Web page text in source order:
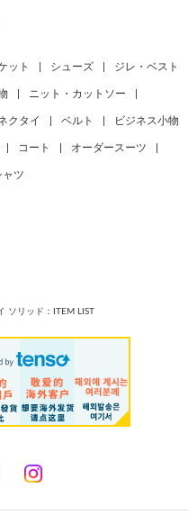
ット シューズ ジレ・ベスト
ニット・カットソー
クタイ ベルト ビジネス小物
コート オーダースーツ
ャツ
ソリッド：ITEM LIST